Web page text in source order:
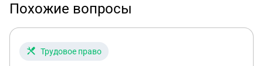
Похожие вопросы
Трудовое право